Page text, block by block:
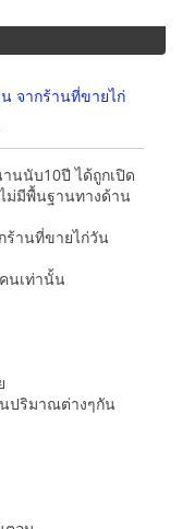
จากร้านที่ขายไก่
นนับ10ปี ได้ถูกเปิด
ม่มีพื้นฐานทางด้าน
ร้านที่ขายไก่วัน
นเท่านั้น
ปริมาณต่างๆกัน